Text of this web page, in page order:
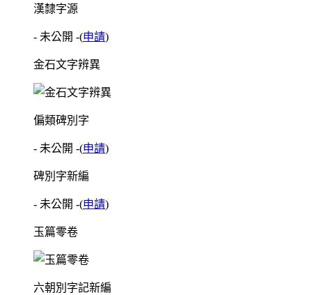
漢隸字源
- 未公開 -(申請)
金石文字辨異
偏類碑別字
- 未公開 -(申請)
碑別字新編
- 未公開 -(申請)
玉篇零卷
六朝別字記新編